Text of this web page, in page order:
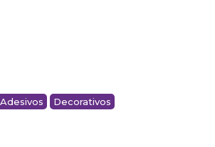
Adesivos Decorativos
– SALA DE JOGOS